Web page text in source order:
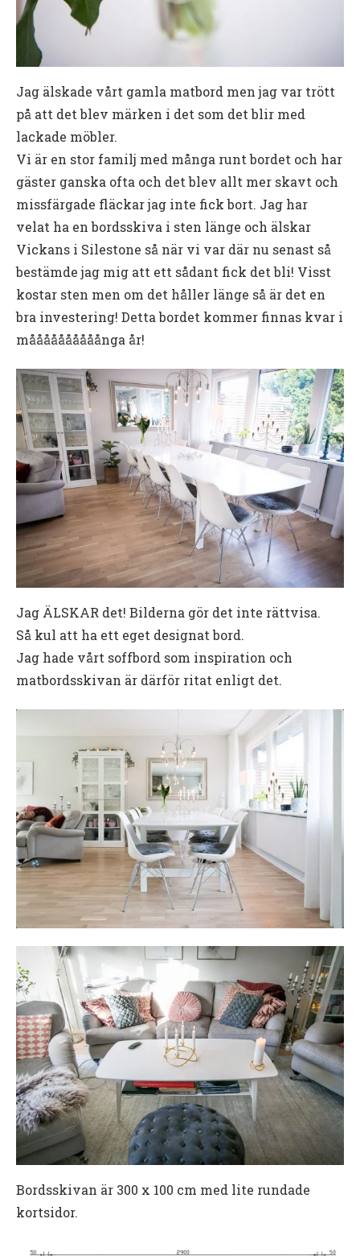
Jag älskade vårt gamla matbord men jag var trött
på att det blev märken i det som det blir med
lackade möbler.
Vi är en stor familj med många runt bordet och har
gäster ganska ofta och det blev allt mer skavt och
missfärgade fläckar jag inte fick bort. Jag har
velat ha en bordsskiva i sten länge och älskar
Vickans i Silestone så när vi var där nu senast så
bestämde jag mig att ett sådant fick det bli! Visst
kostar sten men om det håller länge så är det en
bra investering! Detta bordet kommer finnas kvar i
måååååååååånga år!
Jag ÄLSKAR det! Bilderna gör det inte rättvisa.
Så kul att ha ett eget designat bord.
Jag hade vårt soffbord som inspiration och
matbordsskivan är därför ritat enligt det.
Bordsskivan är 300 x 100 cm med lite rundade
kortsidor.